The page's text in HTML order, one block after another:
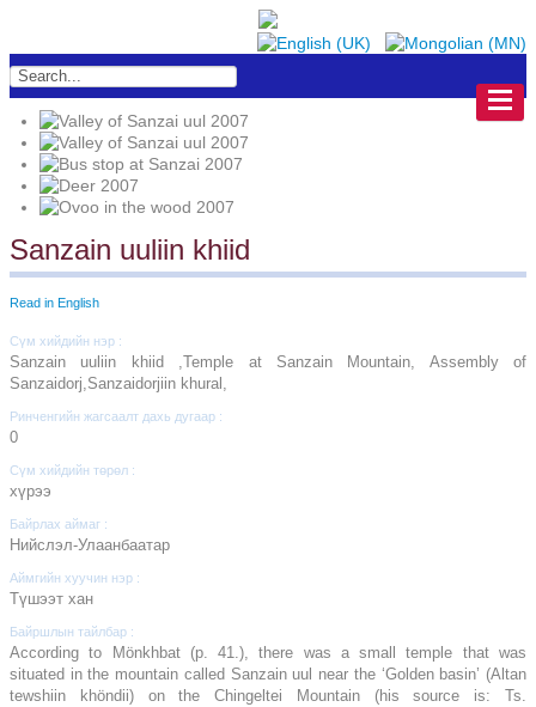
Sanzain uuliin khiid
Read in English
Сүм хийдийн нэр :
Sanzain uuliin khiid ,Temple at Sanzain Mountain, Assembly of
Sanzaidorj,Sanzaidorjiin khural,
Ринченгийн жагсаалт дахь дугаар :
0
Сүм хийдийн төрөл :
хүрээ
Байрлах аймаг :
Нийслэл-Улаанбаатар
Аймгийн хуучин нэр :
Түшээт хан
Байршлын тайлбар :
According to Mönkhbat (p. 41.), there was a small temple that was
situated in the mountain called Sanzain uul near the ‘Golden basin’ (Altan
tewshiin khöndii) on the Chingeltei Mountain (his source is: Ts.